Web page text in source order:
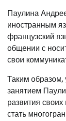
Паулина
иностранным
французский
общении с
свои
Таким
занятием
развития
стать